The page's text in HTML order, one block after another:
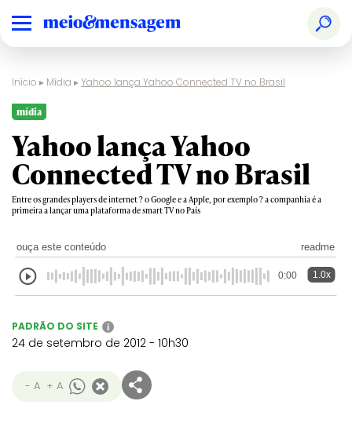
Início ▸ Mídia ▸Yahoo lança Yahoo Connected TV no Brasil
mídia
Yahoo lança Yahoo
Connected TV no Brasil
Entre os grandes players de internet ? o Google e a Apple, por exemplo ? a companhia é a
primeira a lançar uma plataforma de smart TV no País
ouça este conteúdo readme
0:00 1.0x
PADRÃO DO SITE i
24 de setembro de 2012 - 10h30
- A + A